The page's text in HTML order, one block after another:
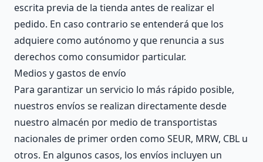
escrita previa de la tienda antes de realizar el
pedido. En caso contrario se entenderá que los
adquiere como autónomo y que renuncia a sus
derechos como consumidor particular.
Medios y gastos de envío
Para garantizar un servicio lo más rápido posible,
nuestros envíos se realizan directamente desde
nuestro almacén por medio de transportistas
nacionales de primer orden como SEUR, MRW, CBL u
otros. En algunos casos, los envíos incluyen un